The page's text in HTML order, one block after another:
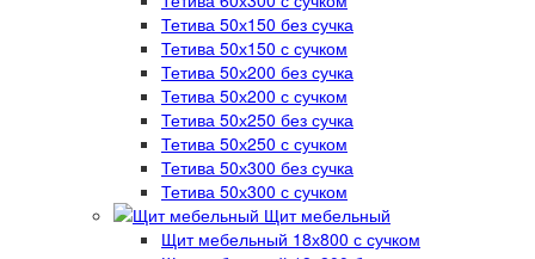
Тетива 50х150 без сучка
Тетива 50х150 с сучком
Тетива 50х200 без сучка
Тетива 50х200 с сучком
Тетива 50х250 без сучка
Тетива 50х250 с сучком
Тетива 50х300 без сучка
Тетива 50х300 с сучком
Щит мебельный
Щит мебельный 18х800 с сучком